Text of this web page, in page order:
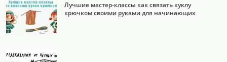
Лучшие мастер-классы как связать куклу
крючком своими руками для начинающих